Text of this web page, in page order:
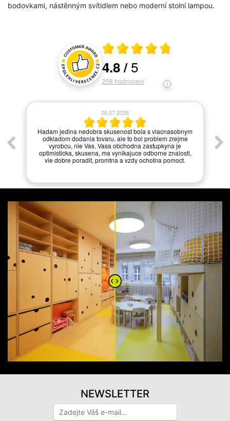
bodovkami, nástěnným svítidlem nebo moderní stolní lampou.
Hodnocení a recenze zákazníků
Průměrné hodnocení 4.8 z 5
4.8/5
258 hodnocení
06.07.2026
Hadam jedina nedobra skusenost bola s viacnasobnym
odkladom dodania tovaru, ale to bol problem zrejme
vyrobcu, nie Vas. Vasa obchodna zastupkyna je
optimisticka, skusena, ma vynikajuce odborne znalosti,
vie dobre poradit, promtna a vzdy ochotna pomoct.
NEWSLETTER